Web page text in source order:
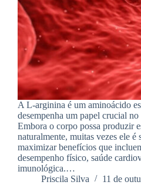
A L-arginina é um aminoácido
desempenha um papel crucial
Embora o corpo possa produzir
naturalmente, muitas vezes ele é
maximizar benefícios que
desempenho físico, saúde
imunológica.…
Priscila Silva
11 de